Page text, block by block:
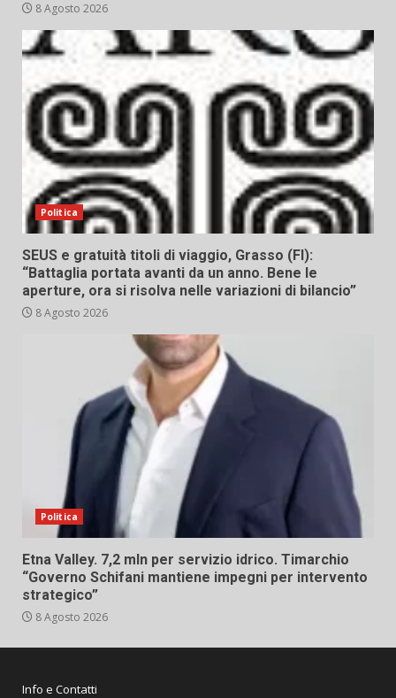
8 Agosto 2026
Politica
SEUS e gratuità titoli di viaggio, Grasso (FI):
“Battaglia portata avanti da un anno. Bene le
aperture, ora si risolva nelle variazioni di bilancio”
8 Agosto 2026
Politica
Etna Valley. 7,2 mln per servizio idrico. Timarchio
“Governo Schifani mantiene impegni per intervento
strategico”
8 Agosto 2026
Info e Contatti